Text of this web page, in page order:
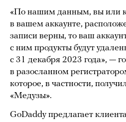
«По нашим данным, вы или
в вашем аккаунте,
записи верны, то ваш
с ним продукты будут
с 31 декабря 2023 года», —
в разосланном
которое, в частности,
«Медузы».
GoDaddy предлагает